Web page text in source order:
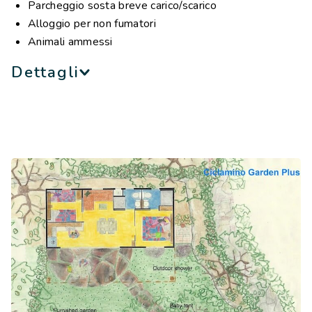
Parcheggio sosta breve carico/scarico
Alloggio per non fumatori
Animali ammessi
Dettagli
grazie anche all’innovativa installazione “Barco Reale
Concept” che prevede l’ingresso dell’alloggio allo stesso
livello dell’ampio giardino. Qui si trovano arredi
confortevoli, spazi ombreggiati e una doccia esterna. La
Tenda Nido, situata nel giardino dell’alloggio, offre due
posti letto aggiuntivi (compresi nel prezzo) e può
diventare la sistemazione perfetta per i tuoi bambini che
potranno vivere l’autentica esperienza del campeggio